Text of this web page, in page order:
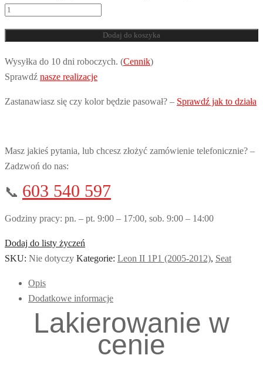
Dodaj do koszyka
Wysyłka do 10 dni roboczych. (Cennik)
Sprawdź nasze realizacje
Zastanawiasz się czy kolor będzie pasował? – Sprawdź jak to działa
Masz jakieś pytania, lub chcesz złożyć zamówienie telefonicznie? –
Zadzwoń do nas:
📞 603 540 597
Godziny pracy: pn. – pt. 9:00 – 17:00, sob. 9:00 – 14:00
Dodaj do listy życzeń
SKU: Nie dotyczy Kategorie: Leon II 1P1 (2005-2012), Seat
Opis
Dodatkowe informacje
Lakierowanie w
cenie